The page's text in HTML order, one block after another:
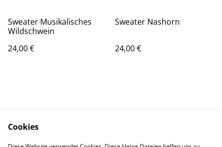
Sweater Musikalisches
Wildschwein
24,00 €
Sweater Nashorn
24,00 €
Cookies